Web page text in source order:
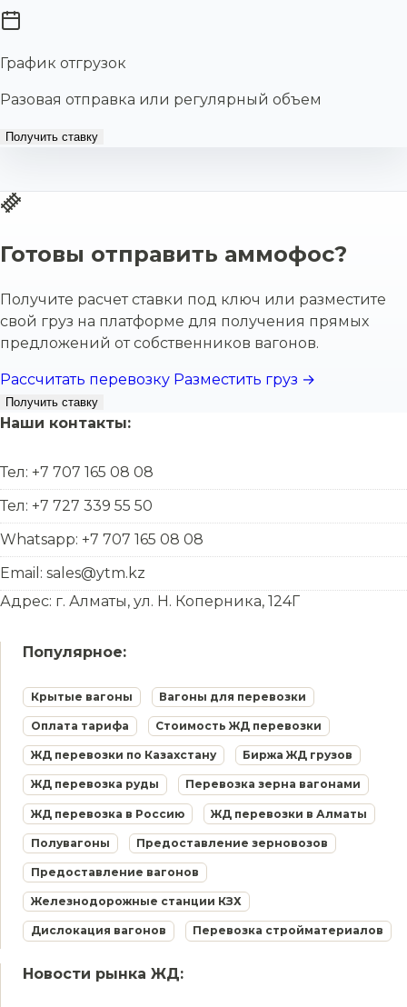
График отгрузок
Разовая отправка или регулярный объем
Получить ставку
Готовы отправить аммофос?
Получите расчет ставки под ключ или разместите
свой груз на платформе для получения прямых
предложений от собственников вагонов.
Рассчитать перевозку Разместить груз →
Получить ставку
Наши контакты:
Тел: +7 707 165 08 08
Тел: +7 727 339 55 50
Whatsapp: +7 707 165 08 08
Email: sales@ytm.kz
Адрес: г. Алматы, ул. Н. Коперника, 124Г
Популярное:
Крытые вагоны Вагоны для перевозки
Оплата тарифа Стоимость ЖД перевозки
ЖД перевозки по Казахстану Биржа ЖД грузов
ЖД перевозка руды Перевозка зерна вагонами
ЖД перевозка в Россию ЖД перевозки в Алматы
Полувагоны Предоставление зерновозов
Предоставление вагонов
Железнодорожные станции КЗХ
Дислокация вагонов Перевозка стройматериалов
Новости рынка ЖД: